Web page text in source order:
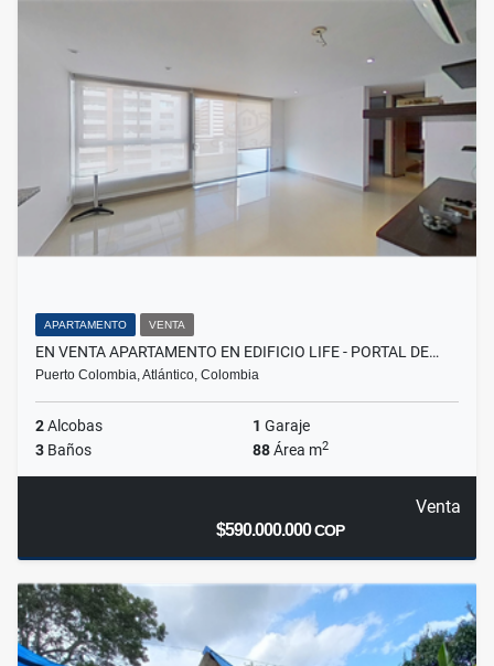
APARTAMENTO VENTA
EN VENTA APARTAMENTO EN EDIFICIO LIFE - PORTAL DE…
Puerto Colombia, Atlántico, Colombia
2Alcobas 1 Garaje
3 Baños 88Área m2
Venta
$590.000.000COP